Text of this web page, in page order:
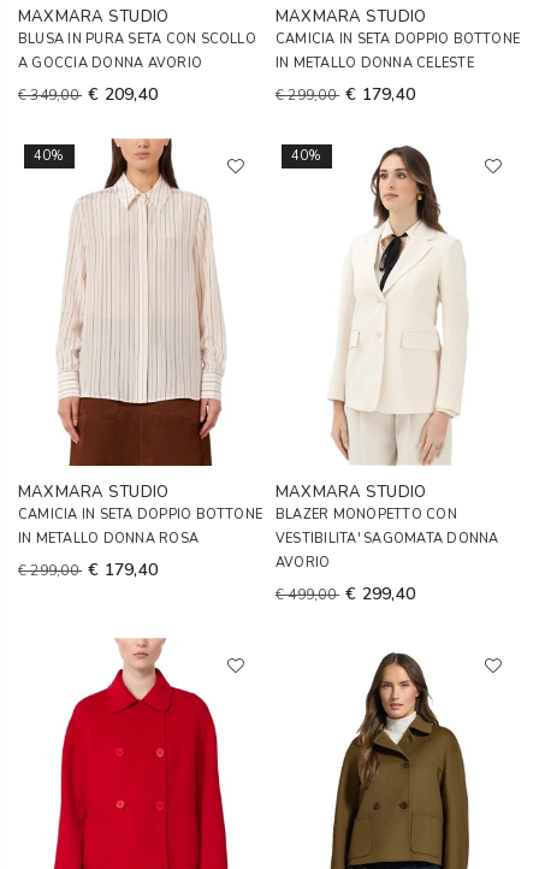
MAXMARA STUDIO
BLUSA IN PURA SETA CON SCOLLO
A GOCCIA DONNA AVORIO
€ 349,00 € 209,40
MAXMARA STUDIO
CAMICIA IN SETA DOPPIO BOTTONE
IN METALLO DONNA CELESTE
€ 299,00 € 179,40
40%
MAXMARA STUDIO
CAMICIA IN SETA DOPPIO BOTTONE
IN METALLO DONNA ROSA
€ 299,00 € 179,40
40%
MAXMARA STUDIO
BLAZER MONOPETTO CON
VESTIBILITA' SAGOMATA DONNA
AVORIO
€ 499,00 € 299,40